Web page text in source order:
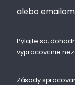
alebo emailom
Pýtajte sa,
vypracovanie
Zásady